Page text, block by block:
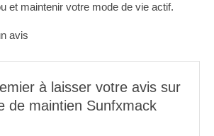
et maintenir votre mode de vie actif.
avis
à laisser votre avis sur
de maintien Sunfxmack